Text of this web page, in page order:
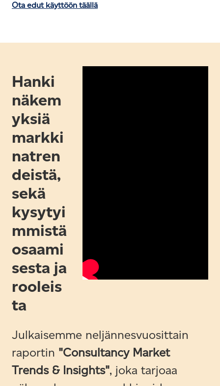
Ota edut käyttöön täällä
Hanki
näkem
yksiä
markki
natren
deistä,
sekä
kysytyi
mmistä
osaami
sesta ja
rooleis
ta
Julkaisemme neljännesvuosittain
raportin "Consultancy Market
Trends & Insights", joka tarjoaa